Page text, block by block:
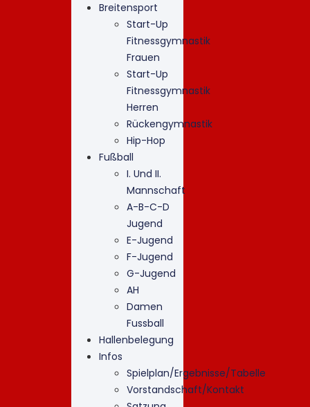
Breitensport
Start-Up
Fitnessgymnastik
Frauen
Start-Up
Fitnessgymnastik
Herren
Rückengymnastik
Hip-Hop
Fußball
I. Und II.
Mannschaft
A-B-C-D
Jugend
E-Jugend
F-Jugend
G-Jugend
AH
Damen
Fussball
Hallenbelegung
Infos
Spielplan/Ergebnisse/Tabelle
Vorstandschaft/Kontakt